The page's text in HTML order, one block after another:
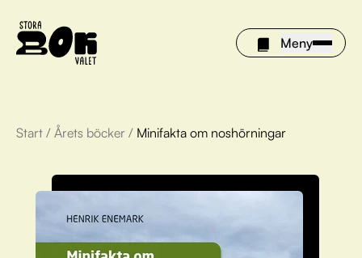
Meny
Årets böcker
Om Stora bokvalet
Olivia tipsar
Start / Årets böcker / Minifakta om noshörningar